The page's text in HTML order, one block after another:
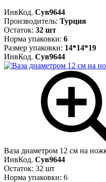
ИнвКод. Сув9644
Производитель: Турция
Остаток: 32 шт
Норма упаковки: 6
Размер упаковки: 14*14*19
ИнвКод. Сув9644
Ваза диаметром 12 см на
ИнвКод. Сув9644
Остаток: 32 шт
Норма упаковки: 6